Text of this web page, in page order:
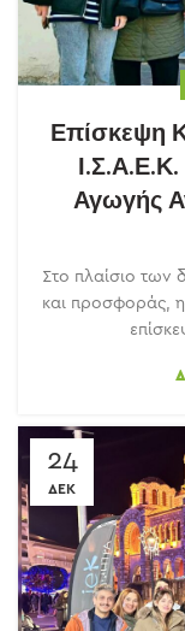
Επίσκεψη
Αγωγής
Στο πλαίσιο των
και προσφοράς,
24
ΔΕΚ